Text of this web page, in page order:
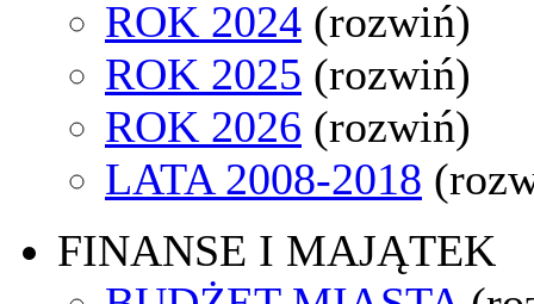
ROK 2024 (rozwiń)
ROK 2025 (rozwiń)
ROK 2026 (rozwiń)
LATA 2008-2018
FINANSE I MAJĄTEK